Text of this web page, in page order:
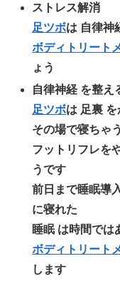
ストレス解消
足ツボは 自律神
ボディトリート
ょう
自律神経 を整え
足ツボは 足裏 を
その場で寝ちゃ
フットリフレを
うです
前日まで睡眠導
に寝れた
睡眠 は時間では
ボディトリート
します